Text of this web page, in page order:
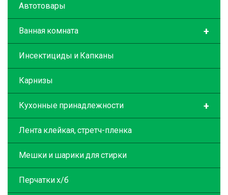
Автотовары
+
Ванная комната
Инсектициды и Капканы
Карнизы
+
Кухонные принадлежности
Лента клейкая, стретч-пленка
Мешки и шарики для стирки
Перчатки х/б